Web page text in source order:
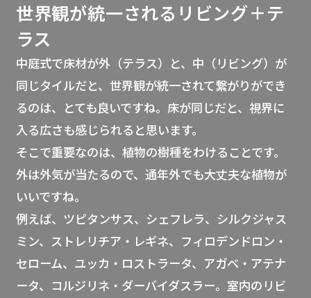
世界観が統一されるリビング＋テ
ラス
中庭式で床材が外（テラス）と、中（リビング）が
同じタイルだと、世界観が統一されて繋がりができ
るのは、とても良いですね。床が同じだと、視界に
入る広さも感じられると思います。
そこで重要なのは、植物の樹種をわけることです。
外は外気が当たるので、通年外でも大丈夫な植物が
いいですね。
例えば、ツピタンサス、シェフレラ、シルクジャス
ミン、ストレリチア・レギネ、フィロデンドロン・
セローム、ユッカ・ロストラータ、アガベ・アテナ
ータ、コルジリネ・ダーバイダスラー。室内のリビ